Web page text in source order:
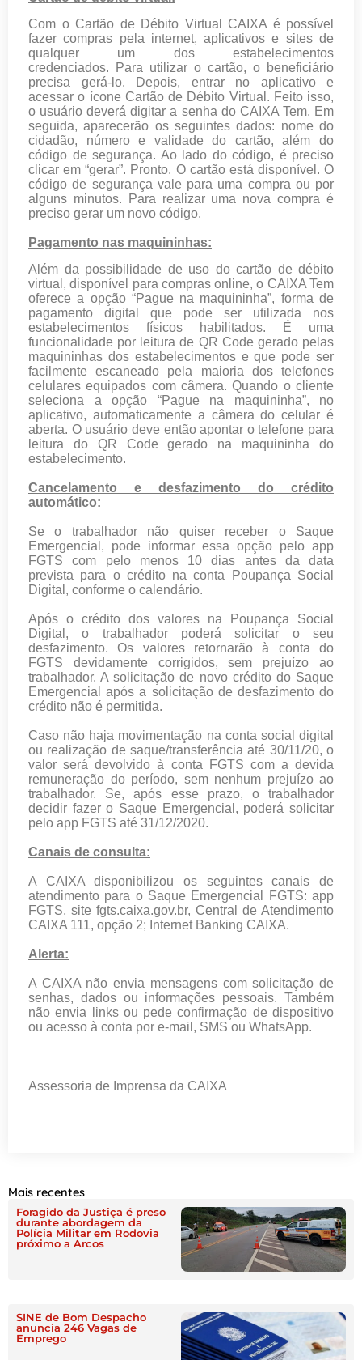
Com o Cartão de Débito Virtual CAIXA é possível
fazer compras pela internet, aplicativos e sites de
qualquer um dos estabelecimentos
credenciados. Para utilizar o cartão, o beneficiário
precisa gerá-lo. Depois, entrar no aplicativo e
acessar o ícone Cartão de Débito Virtual. Feito isso,
o usuário deverá digitar a senha do CAIXA Tem. Em
seguida, aparecerão os seguintes dados: nome do
cidadão, número e validade do cartão, além do
código de segurança. Ao lado do código, é preciso
clicar em “gerar”. Pronto. O cartão está disponível. O
código de segurança vale para uma compra ou por
alguns minutos. Para realizar uma nova compra é
preciso gerar um novo código.
Pagamento nas maquininhas:
Além da possibilidade de uso do cartão de débito
virtual, disponível para compras online, o CAIXA Tem
oferece a opção “Pague na maquininha”, forma de
pagamento digital que pode ser utilizada nos
estabelecimentos físicos habilitados. É uma
funcionalidade por leitura de QR Code gerado pelas
maquininhas dos estabelecimentos e que pode ser
facilmente escaneado pela maioria dos telefones
celulares equipados com câmera. Quando o cliente
seleciona a opção “Pague na maquininha”, no
aplicativo, automaticamente a câmera do celular é
aberta. O usuário deve então apontar o telefone para
leitura do QR Code gerado na maquininha do
estabelecimento.
Cancelamento e desfazimento do crédito
automático:
Se o trabalhador não quiser receber o Saque
Emergencial, pode informar essa opção pelo app
FGTS com pelo menos 10 dias antes da data
prevista para o crédito na conta Poupança Social
Digital, conforme o calendário.
Após o crédito dos valores na Poupança Social
Digital, o trabalhador poderá solicitar o seu
desfazimento. Os valores retornarão à conta do
FGTS devidamente corrigidos, sem prejuízo ao
trabalhador. A solicitação de novo crédito do Saque
Emergencial após a solicitação de desfazimento do
crédito não é permitida.
Caso não haja movimentação na conta social digital
ou realização de saque/transferência até 30/11/20, o
valor será devolvido à conta FGTS com a devida
remuneração do período, sem nenhum prejuízo ao
trabalhador. Se, após esse prazo, o trabalhador
decidir fazer o Saque Emergencial, poderá solicitar
pelo app FGTS até 31/12/2020.
Canais de consulta:
A CAIXA disponibilizou os seguintes canais de
atendimento para o Saque Emergencial FGTS: app
FGTS, site fgts.caixa.gov.br, Central de Atendimento
CAIXA 111, opção 2; Internet Banking CAIXA.
Alerta:
A CAIXA não envia mensagens com solicitação de
senhas, dados ou informações pessoais. Também
não envia links ou pede confirmação de dispositivo
ou acesso à conta por e-mail, SMS ou WhatsApp.
Assessoria de Imprensa da CAIXA
Mais recentes
Foragido da Justiça é preso
durante abordagem da
Polícia Militar em Rodovia
próximo a Arcos
SINE de Bom Despacho
anuncia 246 Vagas de
Emprego